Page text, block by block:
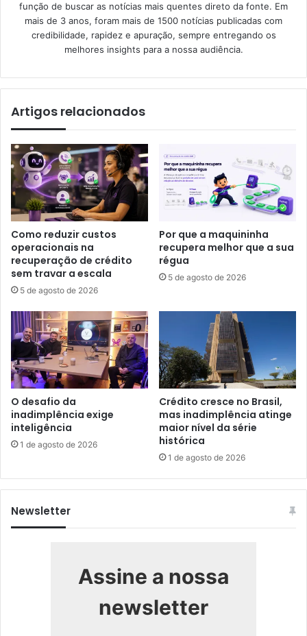
função de buscar as notícias mais quentes direto da fonte. Em
mais de 3 anos, foram mais de 1500 notícias publicadas com
credibilidade, rapidez e apuração, sempre entregando os
melhores insights para a nossa audiência.
Artigos relacionados
Como reduzir custos
operacionais na
recuperação de crédito
sem travar a escala
5 de agosto de 2026
Por que a maquininha
recupera melhor que a sua
régua
5 de agosto de 2026
O desafio da
inadimplência exige
inteligência
1 de agosto de 2026
Crédito cresce no Brasil,
mas inadimplência atinge
maior nível da série
histórica
1 de agosto de 2026
Newsletter
Assine a nossa
newsletter